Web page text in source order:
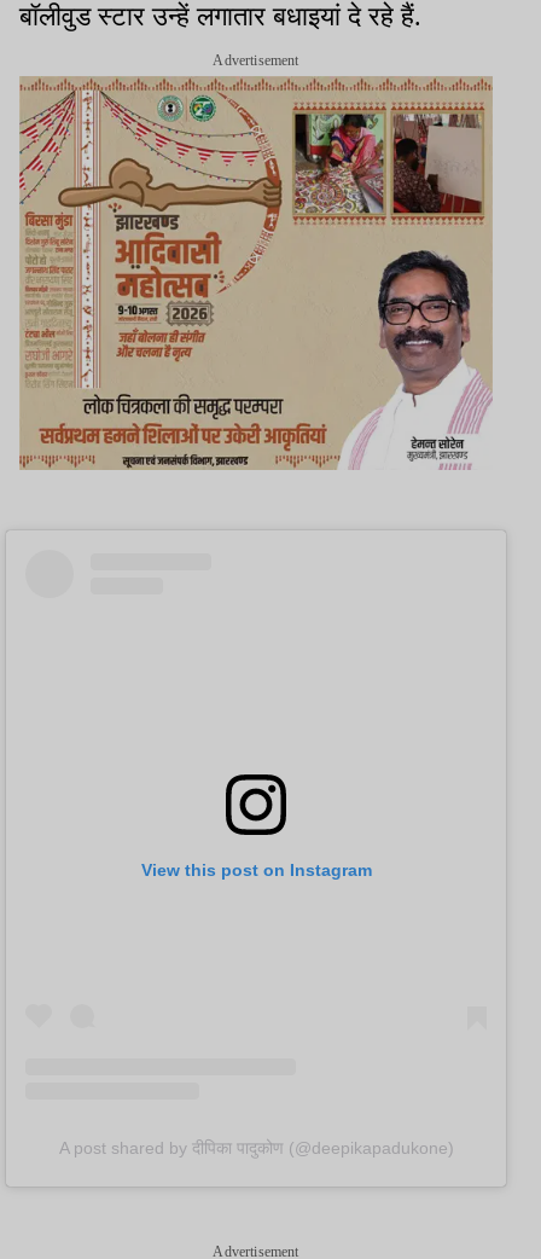
बॉलीवुड स्टार उन्हें लगातार बधाइयां दे रहे हैं.
Advertisement
View this post on Instagram
A post shared by दीपिका पादुकोण (@deepikapadukone)
Advertisement